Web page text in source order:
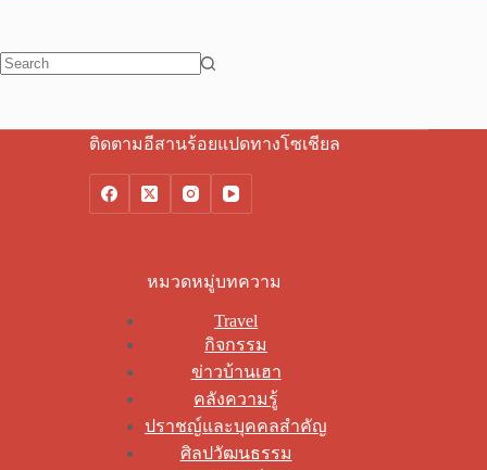
ติดตามอีสานร้อยแปดทางโซเชียล
หมวดหมู่บทความ
Travel
กิจกรรม
ข่าวบ้านเฮา
คลังความรู้
ปราชญ์และบุคคลสำคัญ
ศิลปวัฒนธรรม